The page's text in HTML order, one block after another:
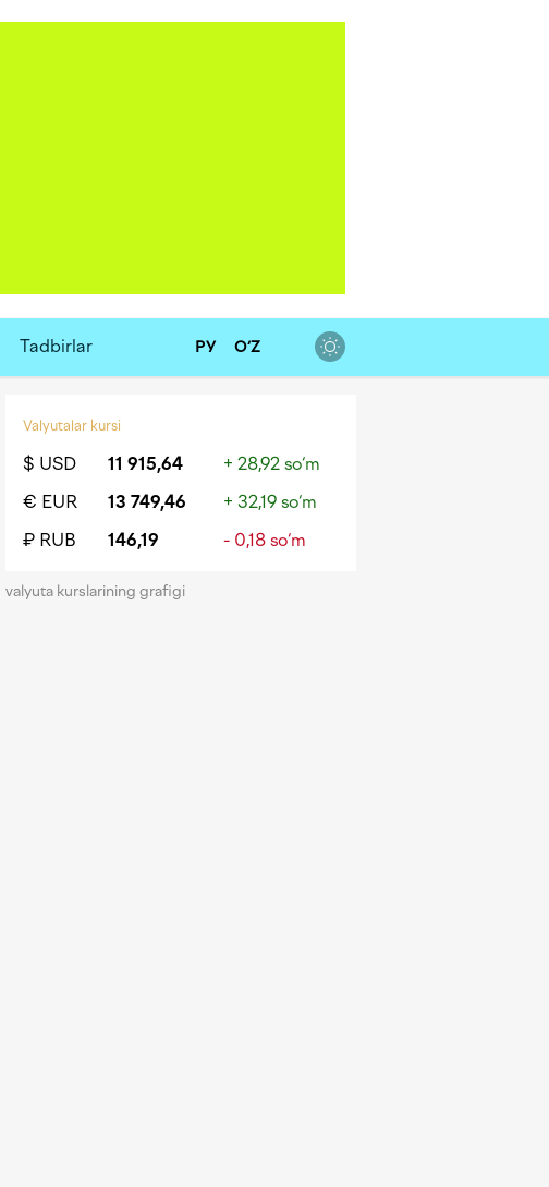
Tadbirlar РУ O‘Z
Valyutalar kursi
$ USD 11 915,64
+ 28,92 so‘m
€ EUR
13 749,46
+ 32,19 so‘m
₽ RUB
146,19 - 0,18 so‘m
valyuta kurslarining grafigi